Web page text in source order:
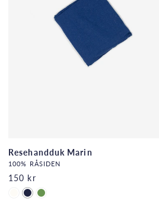
Resehandduk Marin
100% RÅSIDEN
150 kr